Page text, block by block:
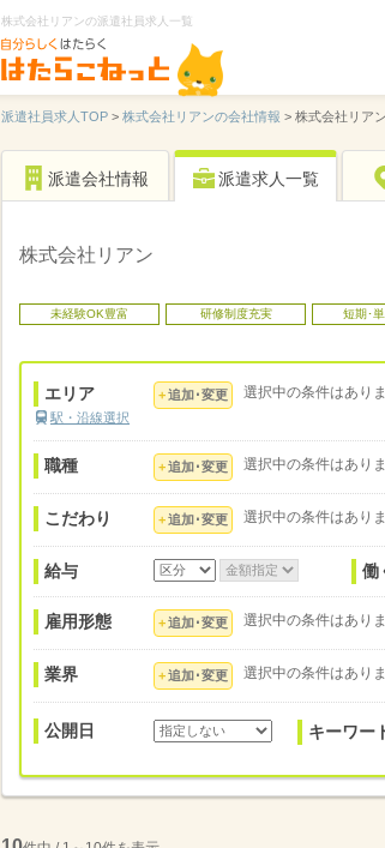
株式会社リアンの派遣社員求人一覧
派遣社員求人TOP > 株式会社リアンの会社情報 > 株式会社リア
派遣会社情報 派遣求人一覧
株式会社リアン
未経験OK豊富 研修制度充実 短期･
エリア
駅・沿線選択
追加･変更 選択中の条件はあり
職種 追加･変更 選択中の条件はあり
こだわり 追加･変更 選択中の条件はあり
給与 働
雇用形態 追加･変更 選択中の条件はあり
業界 追加･変更 選択中の条件はあり
公開日 キーワー